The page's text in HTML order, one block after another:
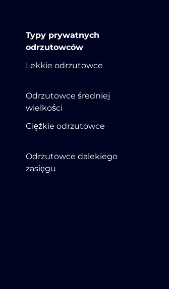
Typy prywatnych
odrzutowców
Lekkie odrzutowce
Odrzutowce średniej
wielkości
Ciężkie odrzutowce
Odrzutowce dalekiego
zasięgu